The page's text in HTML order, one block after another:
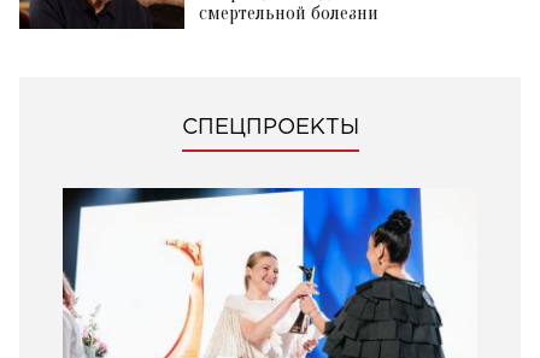
смертельной болезни
СПЕЦПРОЕКТЫ